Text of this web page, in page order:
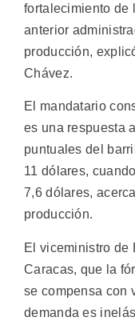
fortalecimiento de
anterior
producción,
Chávez.
El mandatario
es una respuesta
puntuales del
11 dólares,
7,6 dólares,
producción.
El viceministro de
Caracas, que la
se compensa con
demanda es